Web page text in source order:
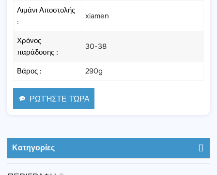
Λιμάνι Αποστολής
:
xiamen
Χρόνος
παράδοσης :
30-38
Βάρος : 290g
ΡΩΤΉΣΤΕ ΤΏΡΑ
Κατηγορίες